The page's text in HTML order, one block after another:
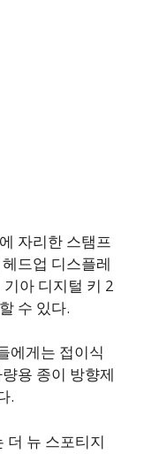
자리한 스탬프
드업 디스플레
아 디지털 키 2
수 있다.
에게는 접이식
용 종이 방향제
.
더 뉴 스포티지